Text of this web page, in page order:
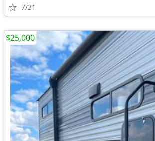
7/31
$25,000